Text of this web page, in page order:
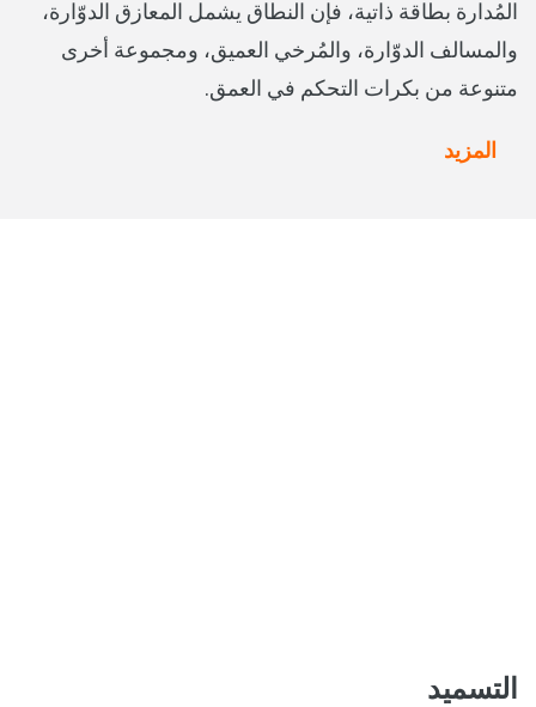
المُدارة بطاقة ذاتية، فإن النطاق يشمل المعازق الدوّارة،
والمسالف الدوّارة، والمُرخي العميق، ومجموعة أخرى
متنوعة من بكرات التحكم في العمق.
المزيد
التسميد